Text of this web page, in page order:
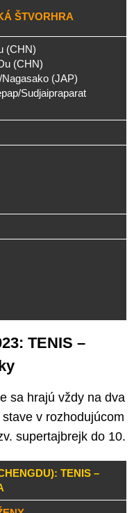
ŠTVORHRA
(CHN)
(CHN)
Nagasako (JAP)
Sudjaipraparat
TENIS –
sa hrajú vždy na dva
v rozhodujúcom
supertajbrejk do 10.
TENIS –